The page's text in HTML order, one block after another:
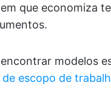
que economiza
modelos
escopo de